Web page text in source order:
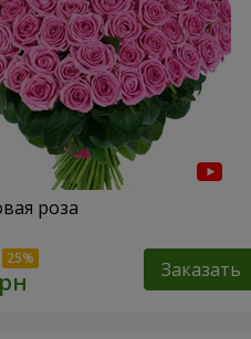
роза
Заказать